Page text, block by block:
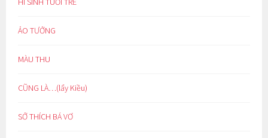
ẢO TƯỞNG
MÀU THU
CŨNG LÀ…(lẩy Kiều)
SỞ THÍCH BÁ VƠ